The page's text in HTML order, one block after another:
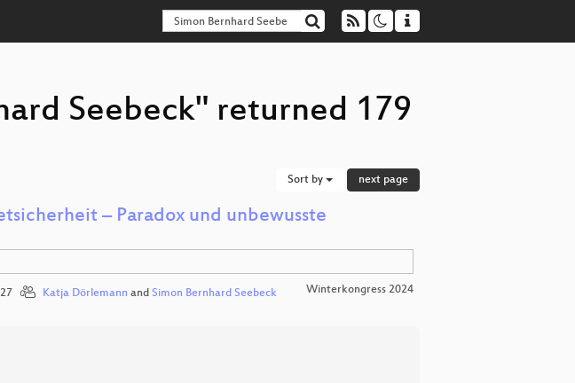
Seebeck" returned 179
Sort by next page
– Paradox und unbewusste
Katja Dörlemann and Simon Bernhard Seebeck Winterkongress 2024